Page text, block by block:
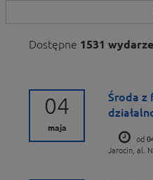
Dostępne 1531
04
maja
Środa z
od
Jarocin, al.